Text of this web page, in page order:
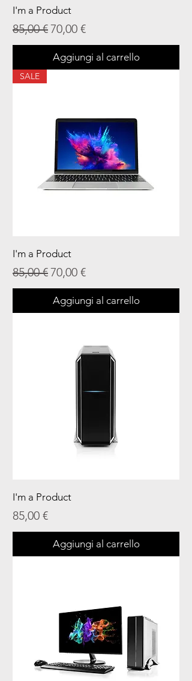
I'm a Product
Prezzo regolare
85,00 €Prezzo scontato
70,00 €
Aggiungi al carrello
SALE
I'm a Product
Prezzo regolare
85,00 €Prezzo scontato
70,00 €
Aggiungi al carrello
I'm a Product
Prezzo
85,00 €
Aggiungi al carrello